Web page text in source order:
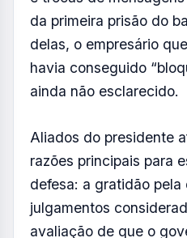
ampliaria os efeitos
Judiciário.
Pesquisas recentes
aponta que 49% dos
confiar na Corte,
Datafolha mostram
desconfiança. Já
indica que 44% dos